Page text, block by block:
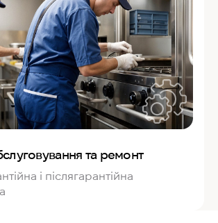
та ремонт
і післягарантійна